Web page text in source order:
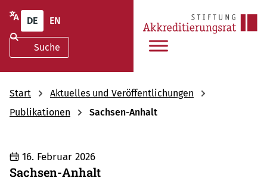
DE EN
Start
Aktuelles und Veröffentlichungen
Publikationen
Sachsen-Anhalt
16. Februar 2026
Sachsen-Anhalt